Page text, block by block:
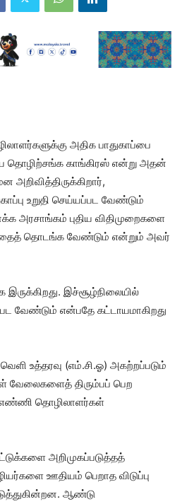
அதிக பாதுகாப்பை
தொழிற்சங்க காங்கிரஸ் என்று அதன்
உறுதி செய்யப்பட வேண்டும்
அரசாங்கம் புதிய விதிமுறைகளை
தொடங்க வேண்டும் என்றும் அவர்
இச்சூழ்நிலையில்
வேண்டும் என்பதே கட்டாயமாகிறது
உத்தரவு (எம்.சி.ஓ) அகற்றப்படும்
வேலைகளைத் திரும்பப் பெற
எண்ணி தொழிலாளர்கள்
அறிமுகப்படுத்தத்
ஊதியம் பெறாத விடுப்பு
ஆண்டு